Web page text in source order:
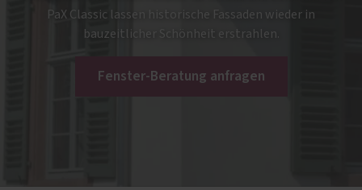
PaX Classic lassen historische Fassaden wieder in
bauzeitlicher Schönheit erstrahlen.
Fenster-Beratung anfragen